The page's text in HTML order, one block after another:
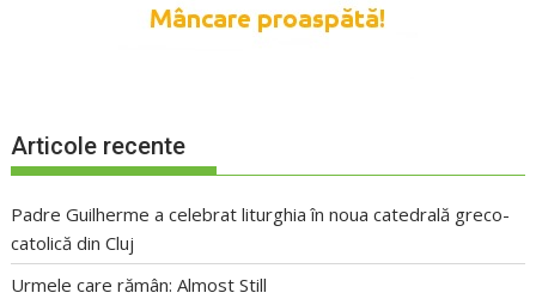
Articole recente
Padre Guilherme a celebrat liturghia în noua catedrală greco-
catolică din Cluj
Urmele care rămân: Almost Still